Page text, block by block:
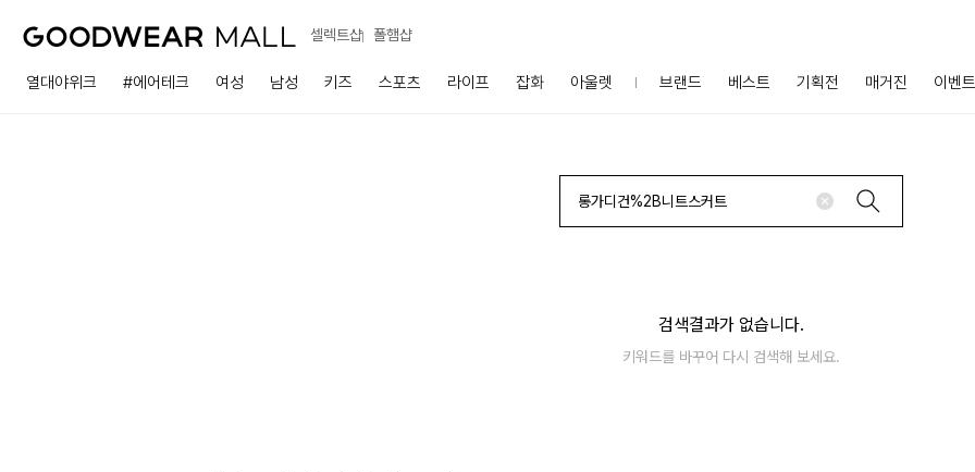
셀렉트샵 폴햄샵
열대야위크 #에어테크 여성 남성 키즈 스포츠 라이프 잡화 아울렛 브랜드 베스트 기획전 매거진 이벤트
검색결과가 없습니다.
키워드를 바꾸어 다시 검색해 보세요.